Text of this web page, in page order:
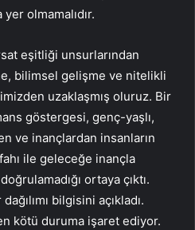
yer olmamalıdır.
eşitliği unsurlarından
bilimsel gelişme ve nitelikli
uzaklaşmış oluruz. Bir
göstergesi, genç-yaşlı,
ve inançlardan insanların
ile geleceğe inançla
ortaya çıktı.
bilgisini açıkladı.
kötü duruma işaret ediyor.